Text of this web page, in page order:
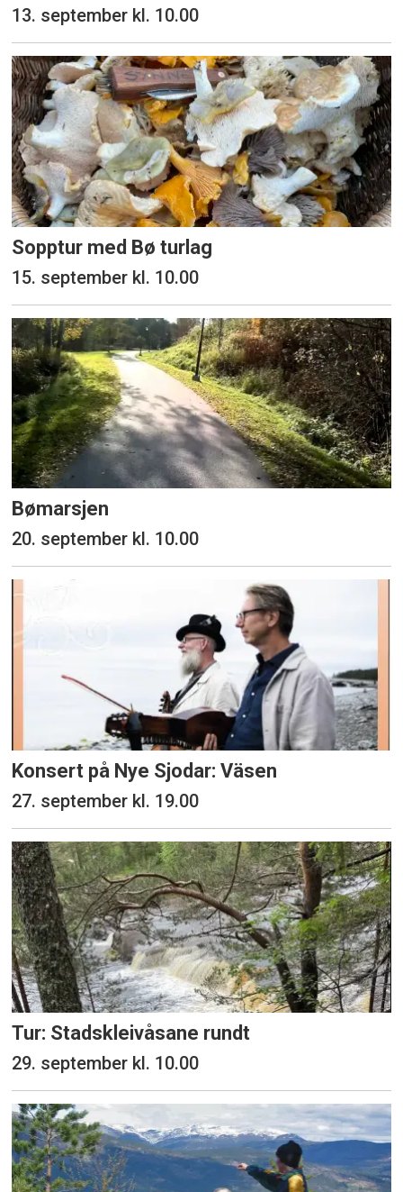
13. september kl. 10.00
Sopptur med Bø turlag
15. september kl. 10.00
Bømarsjen
20. september kl. 10.00
Konsert på Nye Sjodar: Väsen
27. september kl. 19.00
Tur: Stadskleivåsane rundt
29. september kl. 10.00